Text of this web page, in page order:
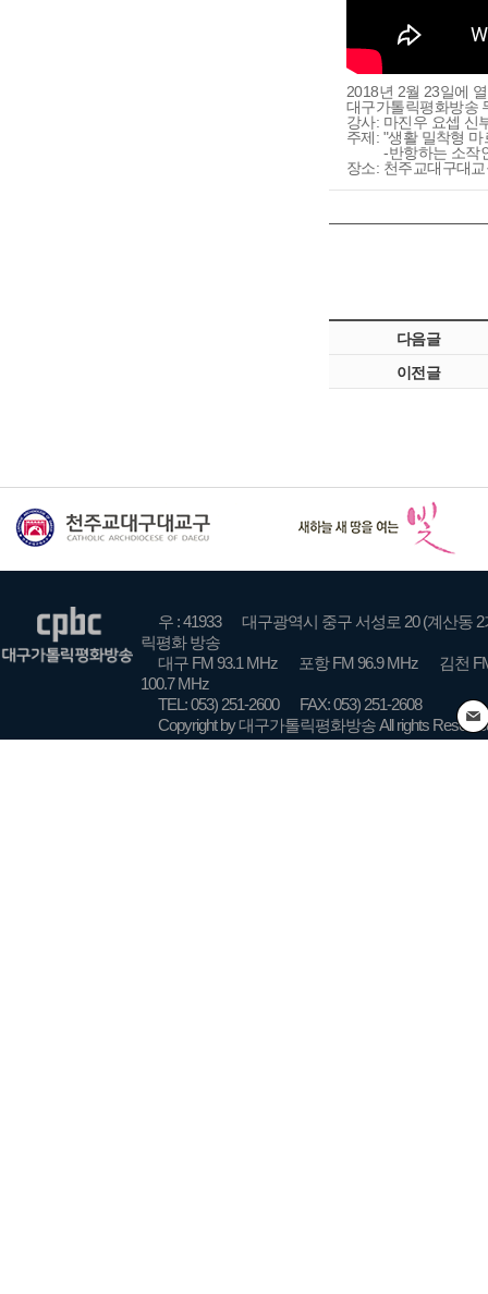
2018년 2월 23일에
대구가톨릭평화방송
강사: 마진우 요셉 신
주제: "생활 밀착형 마
-반항하는 소작
장소: 천주교대구대
다음글
이전글
우 : 41933
대구광역시 중구 서성로 20 (계산동 2
릭평화 방송
대구 FM 93.1 MHz
포항 FM 96.9 MHz
김천
100.7 MHz
TEL: 053) 251-2600
FAX: 053) 251-2608
Copyright by 대구가톨릭평화방송 All rights